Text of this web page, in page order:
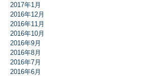
2017年1月
2016年12月
2016年11月
2016年10月
2016年9月
2016年8月
2016年7月
2016年6月